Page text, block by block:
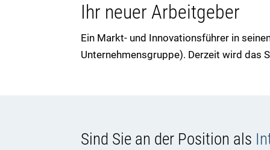
Ihr neuer Arbeitgeber
Ein Markt- und Innovationsführer in
Unternehmensgruppe). Derzeit wird das
Sind Sie an der Position als